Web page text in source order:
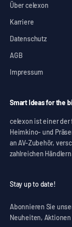
Über celexon
Karriere
Datenschutz
AGB
Impressum
Smart Ideas for the
celexon ist einer
Heimkino- und
an AV-Zubehör,
zahlreichen
Stay up to date!
Abonnieren Sie
Neuheiten,